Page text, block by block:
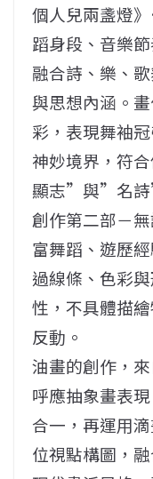
個人兒兩盞燈
蹈身段、音樂
融合詩、樂、
與思想內涵。
彩，表現舞袖
神妙境界，符
顯志”與”名詩
創作第二部－
富舞蹈、遊歷
過線條、色彩
性，不具體描
反動。
油畫的創作，
呼應抽象畫表
合一，再運用
位視點構圖，